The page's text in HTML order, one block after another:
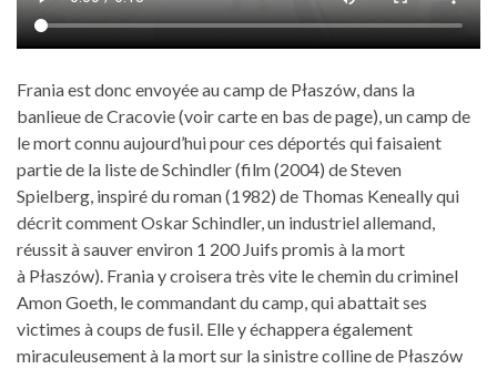
Frania est donc envoyée au camp de Płaszów, dans la
banlieue de Cracovie (voir carte en bas de page), un camp de
le mort connu aujourd’hui pour ces déportés qui faisaient
partie de la liste de Schindler (film (2004) de Steven
Spielberg, inspiré du roman (1982) de Thomas Keneally qui
décrit comment Oskar Schindler, un industriel allemand,
réussit à sauver environ 1 200 Juifs promis à la mort
à Płaszów). Frania y croisera très vite le chemin du criminel
Amon Goeth, le commandant du camp, qui abattait ses
victimes à coups de fusil. Elle y échappera également
miraculeusement à la mort sur la sinistre colline de Płaszów